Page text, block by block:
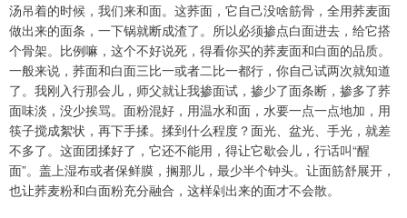
汤吊着的时候，我们来和面。这荞面，它自己没啥筋骨，全用荞麦面
做出来的面条，一下锅就断成渣了。所以必须掺点白面进去，给它搭
个骨架。比例嘛，这个不好说死，得看你买的荞麦面和白面的品质。
一般来说，荞面和白面三比一或者二比一都行，你自己试两次就知道
了。我刚入行那会儿，师父就让我掺面试，掺少了面条断，掺多了荞
面味淡，没少挨骂。面粉混好，用温水和面，水要一点一点地加，用
筷子搅成絮状，再下手揉。揉到什么程度？面光、盆光、手光，就差
不多了。这面团揉好了，它还不能用，得让它歇会儿，行话叫“醒
面”。盖上湿布或者保鲜膜，搁那儿，最少半个钟头。让面筋舒展开，
也让荞麦粉和白面粉充分融合，这样剁出来的面才不会散。